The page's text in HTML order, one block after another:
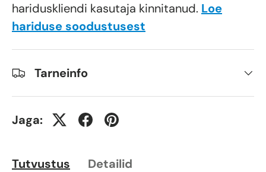
hariduskliendi kasutaja kinnitanud. Loe
hariduse soodustusest
Tarneinfo
Jaga:
Tutvustus Detailid